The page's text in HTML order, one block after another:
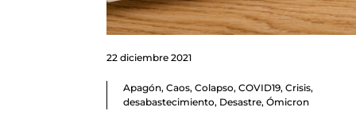
22 diciembre 2021
Apagón,Caos,Colapso,COVID19,Crisis,
desabastecimiento, Desastre,Ómicron